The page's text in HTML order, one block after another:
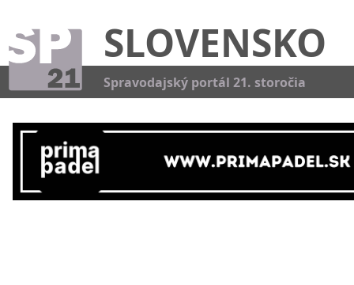
SLOVENSKO
Spravodajský portál 21. storočia